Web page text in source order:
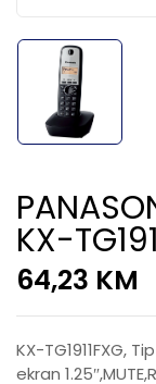
KX-
64,23 KM
KX-TG1911FXG,
ekran